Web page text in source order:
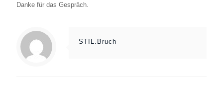
Danke für das Gespräch.
STIL.Bruch